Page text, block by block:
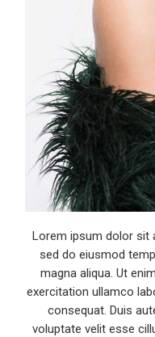
Lorem ipsum dolor sit
sed do eiusmod
magna aliqua. Ut
exercitation ullamco
consequat. Duis
voluptate velit esse